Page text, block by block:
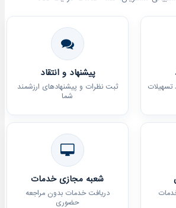
پیشنهاد و انتقاد
ثبت نظرات و پیشنهادهای ارزشمند
شما
شعبه مجازی خدمات
دریافت خدمات بدون مراجعه
حضوری